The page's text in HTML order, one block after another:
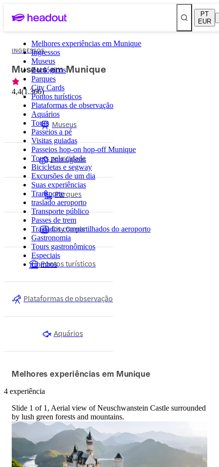
PT
EUR
Melhores experiências em Munique
Ingressos
Museus
Zoológicos
Parques
City Cards
Pontos turísticos
Plataformas de observação
Aquários
Tours
Passeios a pé
Visitas guiadas
Passeios hop-on hop-off Munique
Tours pela cidade
Bicicletas e segway
Excursões de um dia
Suas experiências
Transporte
traslado aeroporto
Transporte público
Passes de trem
Traslados compartilhados do aeroporto
Gastronomia
Tours gastronômicos
Especiais
Combos
INGRESSOS
Museus em Munique
4,4(1.366)
Museus
Zoológicos
Parques
City Cards
Pontos turísticos
Plataformas de observação
Aquários
Melhores experiências em Munique
4 experiência
Slide 1 of 1, Aerial view of Neuschwanstein Castle surrounded
by lush green forests and mountains.